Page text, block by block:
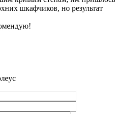
шкафчиков, но результат